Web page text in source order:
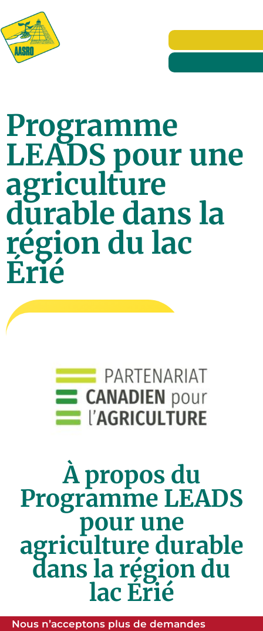
Programme
LEADS pour une
agriculture
durable dans la
région du lac
Érié
À propos du
Programme LEADS
pour une
agriculture durable
dans la région du
lac Érié
Nous n’acceptons plus de demandes